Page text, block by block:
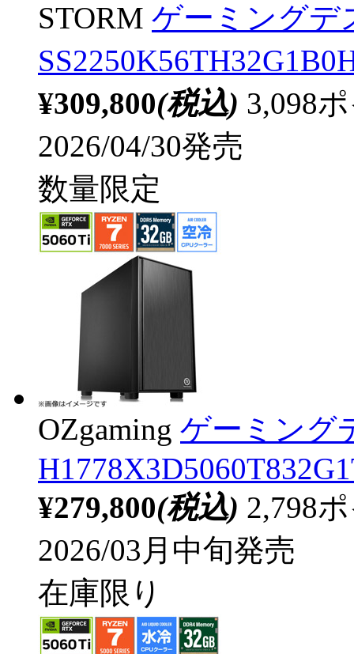
STORM ゲーミングデ
¥309,800(税込) 3,098
2026/04/30発売
数量限定
OZgaming ゲーミング
¥279,800(税込) 2,798
2026/03月中旬発売
在庫限り